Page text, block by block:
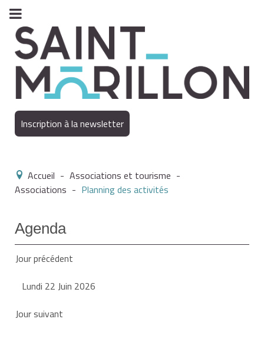
Inscription à la newsletter
Accueil - Associations et tourisme -
Associations - Planning des activités
Agenda
Jour précédent
Lundi 22 Juin 2026
Jour suivant